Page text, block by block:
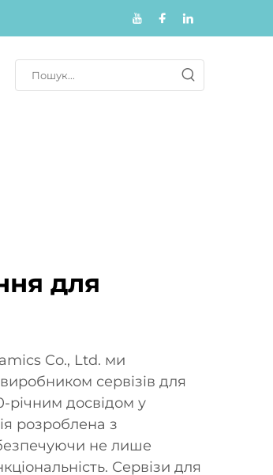
для
Co., Ltd. ми
сервізів для
річним досвідом у
розроблена з
не лише
Сервізи для